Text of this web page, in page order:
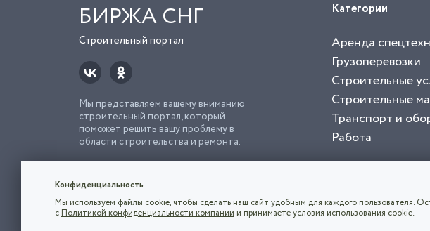
БИРЖА СНГ
Строительный портал
Мы представляем вашему вниманию
строительный портал, который
поможет решить вашу проблему в
области строительства и ремонта.
Категории
Аренда
Грузоперевозки
Строительные
Строительные
Транспорт и
Работа
Использование сайта, в том числе подача объявлений, означает согласие с
владельца.
Конфиденциальность
Мы используем файлы cookie, чтобы сделать наш сайт удобным для каждого пользователя.
с Политикой конфиденциальности компании и принимаете условия использования cookie.
СКАЧАТЬ